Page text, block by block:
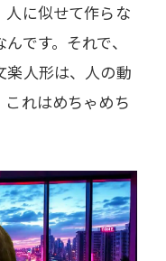
人に似せて作らな
です。それで、
楽人形は、人の動
れはめちゃめち